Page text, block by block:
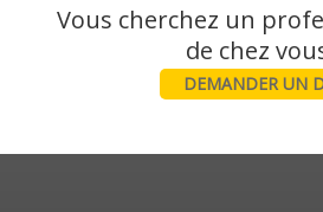
Vous cherchez un
DEMANDER UN